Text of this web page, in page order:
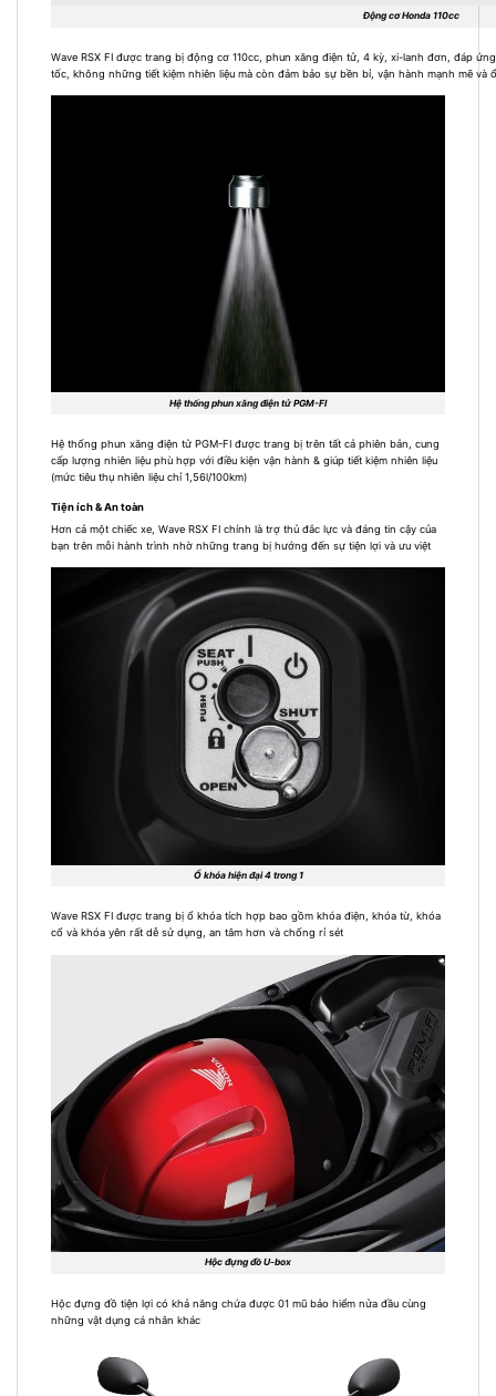
Động cơ Honda 110cc
Wave RSX FI được trang bị động cơ 110cc, phun xăng điện tử, 4 kỳ, xi-lanh đơn, đáp
tốc, không những tiết kiệm nhiên liệu mà còn đảm bảo sự bền bỉ, vận hành mạnh mẽ và
Hệ thống phun xăng điện tử PGM-FI
Hệ thống phun xăng điện tử PGM-FI được trang bị trên tất cả phiên bản, cung
cấp lượng nhiên liệu phù hợp với điều kiện vận hành & giúp tiết kiệm nhiên liệu
(mức tiêu thụ nhiên liệu chỉ 1,56l/100km)
Tiện ích & An toàn
Hơn cả một chiếc xe, Wave RSX FI chính là trợ thủ đắc lực và đáng tin cậy của
bạn trên mỗi hành trình nhờ những trang bị hướng đến sự tiện lợi và ưu việt
Ổ khóa hiện đại 4 trong 1
Wave RSX FI được trang bị ổ khóa tích hợp bao gồm khóa điện, khóa từ, khóa
cổ và khóa yên rất dễ sử dụng, an tâm hơn và chống rỉ sét
Hộc đựng đồ U-box
Hộc đựng đồ tiện lợi có khả năng chứa được 01 mũ bảo hiểm nửa đầu cùng
những vật dụng cá nhân khác